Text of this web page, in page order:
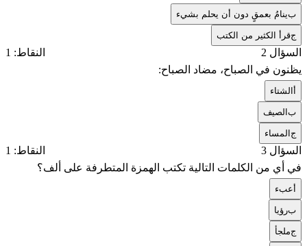
بينامُ بعمقٍ دون أن يحلم بشيء
جقرأ الكثير من الكتب
السؤال 2
النقاط: 1
يظنون في الصباح، مضاد الصباح:
الشتاء
بالصيف
جالمساء
السؤال 3
النقاط: 1
في أي من الكلمات التالية تكتب الهمزة المتطرفة على ألف؟
عبء
برؤيا
جملجأ